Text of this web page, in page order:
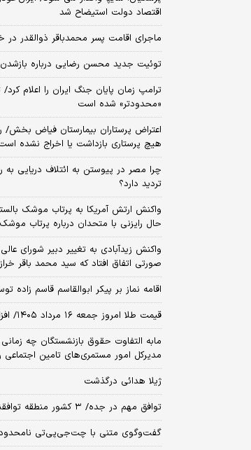
اقتصاد دولت استیضاح شد
ماجرای اقامت پسر محمدباقر ذوالقدر در
توئیت جدید محسن رضایی درباره بازشدن
ترامپ زمان پایان جنگ ایران را اعلام
«محدودتر» شده است
اعتراض پرستاران بیمارستان فیاض بخش/
هیچ پرستاری بازداشت یا اخراج نشده
چرا مصر در پیوستن به ائتلاف دریایی به
تردید دارد؟
واکنش ارتش آمریکا به پرتاب موشک
حال رایزنی با متحدان درباره پرتاب
واکنش زیدآبادی به تغییر دبیر شورای
صورتی اتفاق افتاد که سید محمد باقر
اقامه نماز بر پیکر ابوالقاسم قاسم
قیمت طلا امروز جمعه ۱۶ مرداد ۱۴۰۵/ افزایش قیمت طلا
مابه التفاوت حقوق بازنشستگان چه
مدیرکل امور مستمری‌های تامین اجتماعی
ژیلا هدائی درگذشت
توافق مهم در جده/ ۳ کشور منطقه توافقنامه نظامی امضا می‌کنند
گفت‌وگوی متنی با چت‌جی‌پی‌تی نامحدود